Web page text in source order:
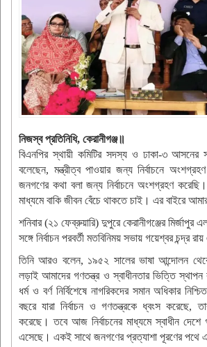
নিজস্ব প্রতিনিধি, কেরানীগঞ্জ॥
বিএনপির স্থায়ী কমিটির সদস্য ও ঢাকা-৩ আসনের
বলেছেন, মন্ত্রীত্ব পাওয়ার জন্য নির্বাচনে
জনগণের কথা বলা জন্য নির্বাচনে অংশগ্রহণ
মাধ্যমে বাকি জীবন বেঁচে থাকতে চাই। এর বাইরে
শনিবার (২১ ফেব্রুয়ারি) দুপুরে কেরানীগঞ্জের মির্জাপুর
সঙ্গে নির্বাচন পরবর্তী মতবিনিময় সভায় গয়েশ্বর চন্দ্র
তিনি আরও বলেন, ১৯৫২ সালের ভাষা আন্দোলন
লড়াই আমাদের গণতন্ত্র ও স্বাধীনতার ভিত্তি
ধর্ম ও বর্ণ নির্বিশেষে নাগরিকদের সমান অধিকার
বছরে যারা নির্বাচন ও গণতন্ত্রকে ধ্বংস করেছে,
করেছে। তবে আজ নির্বাচনের মাধ্যমে স্বাধীন দেশে
এসেছে। একই সাথে জনগণের প্রত্যাশা পূরণের পথে